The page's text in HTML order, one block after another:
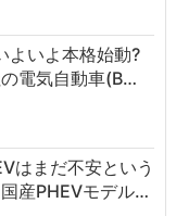
よいよ本格始動?
電気自動車(B…
はまだ不安という
産PHEVモデル…